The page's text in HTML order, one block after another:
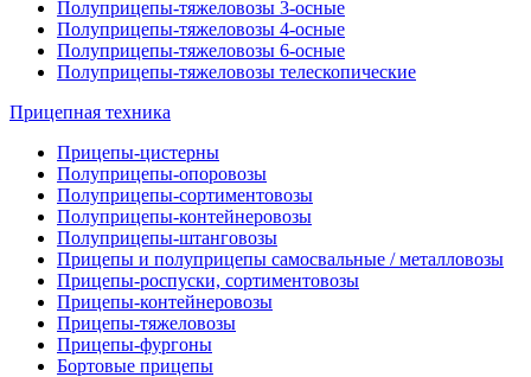
Полуприцепы-тяжеловозы 3-осные
Полуприцепы-тяжеловозы 4-осные
Полуприцепы-тяжеловозы 6-осные
Полуприцепы-тяжеловозы телескопические
Прицепная техника
Прицепы-цистерны
Полуприцепы-опоровозы
Полуприцепы-сортиментовозы
Полуприцепы-контейнеровозы
Полуприцепы-штанговозы
Прицепы и полуприцепы самосвальные / металловозы
Прицепы-роспуски, сортиментовозы
Прицепы-контейнеровозы
Прицепы-тяжеловозы
Прицепы-фургоны
Бортовые прицепы